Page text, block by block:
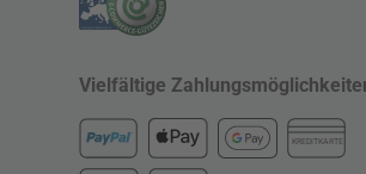
Vielfältige
KREDITKARTE